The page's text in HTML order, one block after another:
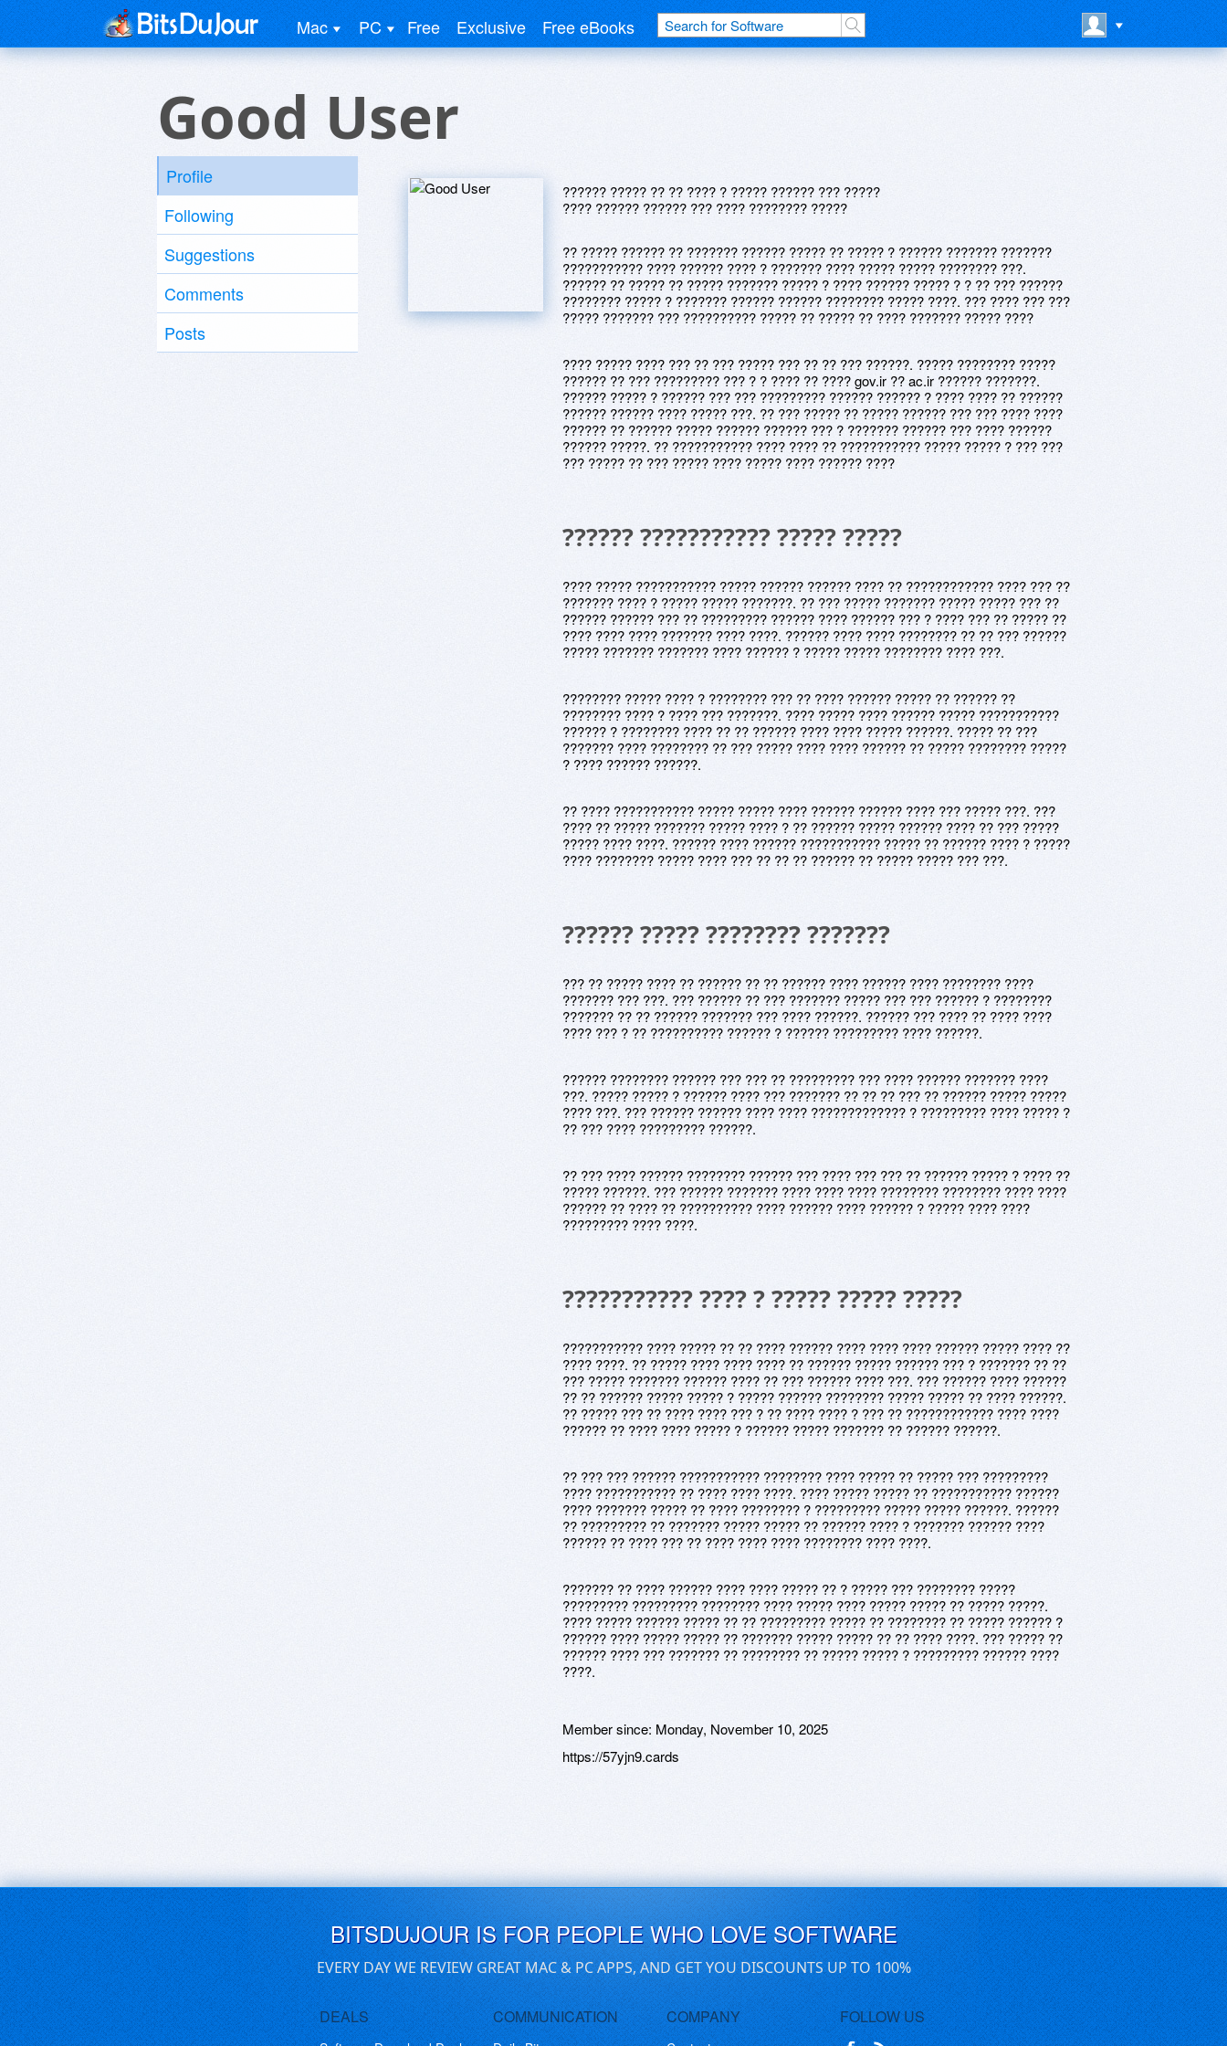
Mac PC Free Exclusive Free eBooks
Good User
Profile
Following
Suggestions
Comments
Posts
?????? ????? ?? ?? ???? ? ????? ?????? ??? ?????
???? ?????? ?????? ??? ???? ???????? ?????
?? ????? ?????? ?? ??????? ?????? ????? ?? ????? ? ?????? ??????? ???????
??????????? ???? ?????? ???? ? ??????? ???? ????? ????? ???????? ???.
?????? ?? ????? ?? ????? ??????? ????? ? ???? ?????? ????? ? ? ?? ??? ??????
???????? ????? ? ??????? ?????? ?????? ???????? ????? ????. ??? ???? ??? ???
????? ??????? ??? ?????????? ????? ?? ????? ?? ???? ??????? ????? ????
???? ????? ???? ??? ?? ??? ????? ??? ?? ?? ??? ??????. ????? ???????? ?????
?????? ?? ??? ????????? ??? ? ? ???? ?? ???? gov.ir ?? ac.ir ?????? ???????.
?????? ????? ? ?????? ??? ??? ????????? ?????? ?????? ? ???? ???? ?? ??????
?????? ?????? ???? ????? ???. ?? ??? ????? ?? ????? ?????? ??? ??? ???? ????
?????? ?? ?????? ????? ?????? ?????? ??? ? ??????? ?????? ??? ???? ??????
?????? ?????. ?? ??????????? ???? ???? ?? ??????????? ????? ????? ? ??? ???
??? ????? ?? ??? ????? ???? ????? ???? ?????? ????
?????? ??????????? ????? ?????
???? ????? ??????????? ????? ?????? ?????? ???? ?? ???????????? ???? ??? ??
??????? ???? ? ????? ????? ???????. ?? ??? ????? ??????? ????? ????? ??? ??
?????? ?????? ??? ?? ????????? ?????? ???? ?????? ??? ? ???? ??? ?? ????? ??
???? ???? ???? ??????? ???? ????. ?????? ???? ???? ???????? ?? ?? ??? ??????
????? ??????? ??????? ???? ?????? ? ????? ????? ???????? ???? ???.
???????? ????? ???? ? ???????? ??? ?? ???? ?????? ????? ?? ?????? ??
???????? ???? ? ???? ??? ???????. ???? ????? ???? ?????? ????? ???????????
?????? ? ???????? ???? ?? ?? ?????? ???? ???? ????? ??????. ????? ?? ???
??????? ???? ???????? ?? ??? ????? ???? ???? ?????? ?? ????? ???????? ?????
? ???? ?????? ??????.
?? ???? ??????????? ????? ????? ???? ?????? ?????? ???? ??? ????? ???. ???
???? ?? ????? ??????? ????? ???? ? ?? ?????? ????? ?????? ???? ?? ??? ?????
????? ???? ????. ?????? ???? ?????? ??????????? ????? ?? ?????? ???? ? ?????
???? ???????? ????? ???? ??? ?? ?? ?? ?????? ?? ????? ????? ??? ???.
?????? ????? ???????? ???????
??? ?? ????? ???? ?? ?????? ?? ?? ?????? ???? ?????? ???? ???????? ????
??????? ??? ???. ??? ?????? ?? ??? ??????? ????? ??? ??? ?????? ? ????????
??????? ?? ?? ?????? ??????? ??? ???? ??????. ?????? ??? ???? ?? ???? ????
???? ??? ? ?? ?????????? ?????? ? ?????? ????????? ???? ??????.
?????? ???????? ?????? ??? ??? ?? ????????? ??? ???? ?????? ??????? ????
???. ????? ????? ? ?????? ???? ??? ??????? ?? ?? ?? ??? ?? ?????? ????? ?????
???? ???. ??? ?????? ?????? ???? ???? ????????????? ? ????????? ???? ????? ?
?? ??? ???? ????????? ??????.
?? ??? ???? ?????? ???????? ?????? ??? ???? ??? ??? ?? ?????? ????? ? ???? ??
????? ??????. ??? ?????? ??????? ???? ???? ???? ???????? ???????? ???? ????
?????? ?? ???? ?? ?????????? ???? ?????? ???? ?????? ? ????? ???? ????
????????? ???? ????.
??????????? ???? ? ????? ????? ?????
??????????? ???? ????? ?? ?? ???? ?????? ???? ???? ???? ?????? ????? ???? ??
???? ????. ?? ????? ???? ???? ???? ?? ?????? ????? ?????? ??? ? ??????? ?? ??
??? ????? ??????? ?????? ???? ?? ??? ?????? ???? ???. ??? ?????? ???? ??????
?? ?? ?????? ????? ????? ? ????? ?????? ???????? ????? ????? ?? ???? ??????.
?? ????? ??? ?? ???? ???? ??? ? ?? ???? ???? ? ??? ?? ???????????? ???? ????
?????? ?? ???? ???? ????? ? ?????? ????? ??????? ?? ?????? ??????.
?? ??? ??? ?????? ??????????? ???????? ???? ????? ?? ????? ??? ?????????
???? ??????????? ?? ???? ???? ????. ???? ????? ????? ?? ??????????? ??????
???? ??????? ????? ?? ???? ???????? ? ????????? ????? ????? ??????. ??????
?? ????????? ?? ??????? ????? ????? ?? ?????? ???? ? ??????? ?????? ????
?????? ?? ???? ??? ?? ???? ???? ???? ???????? ???? ????.
??????? ?? ???? ?????? ???? ???? ????? ?? ? ????? ??? ???????? ?????
????????? ????????? ???????? ???? ????? ???? ????? ????? ?? ????? ?????.
???? ????? ?????? ????? ?? ?? ????????? ????? ?? ???????? ?? ????? ?????? ?
?????? ???? ????? ????? ?? ??????? ????? ????? ?? ?? ???? ????. ??? ????? ??
?????? ???? ??? ??????? ?? ???????? ?? ????? ????? ? ????????? ?????? ????
????.
Member since: Monday, November 10, 2025
https://57yjn9.cards
BITSDUJOUR IS FOR PEOPLE WHO LOVE SOFTWARE
EVERY DAY WE REVIEW GREAT MAC & PC APPS, AND GET YOU DISCOUNTS UP TO 100%
DEALS COMMUNICATION COMPANY FOLLOW US